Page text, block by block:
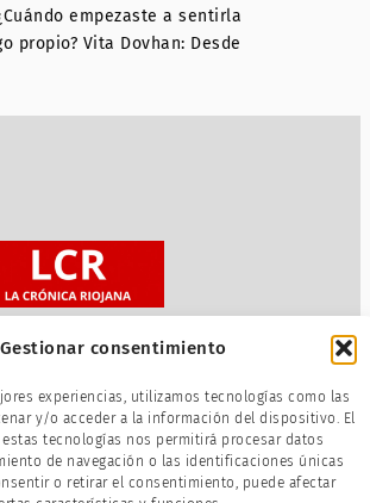
Gestionar consentimiento
experiencias, utilizamos tecnologías como las
y/o acceder a la información del dispositivo. El
tecnologías nos permitirá procesar datos
de navegación o las identificaciones únicas
o retirar el consentimiento, puede afectar
empezaste a sentirla
propio? Vita Dovhan: Desde
de privacidad
de servicio
de cookies